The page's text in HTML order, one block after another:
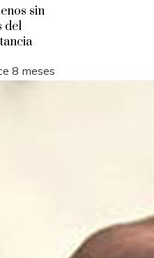
sin
del
8 meses